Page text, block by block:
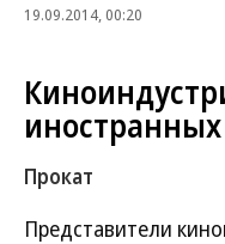
19.09.2014, 00:20
Прокат
Представители